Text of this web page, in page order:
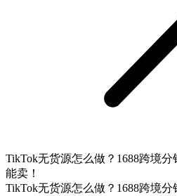
TikTok无货源怎么做？1688跨境
能卖！
TikTok无货源怎么做？1688跨境